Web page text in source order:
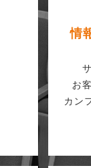
情
お
カン